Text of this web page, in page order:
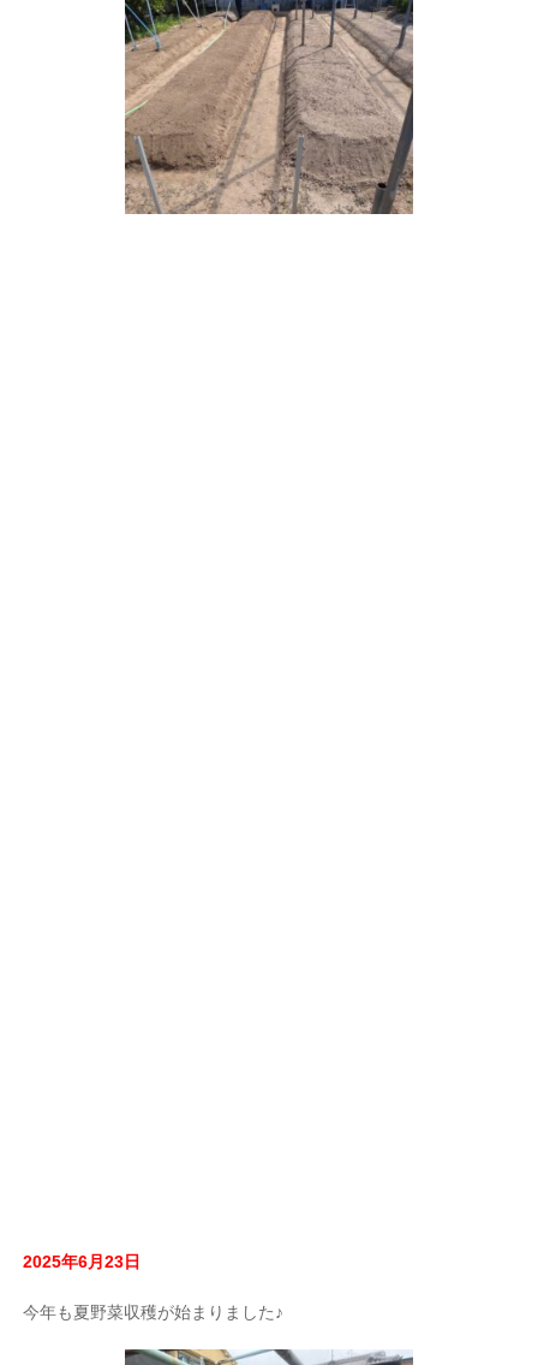
2025年6月23日
今年も夏野菜収穫が始まりました♪